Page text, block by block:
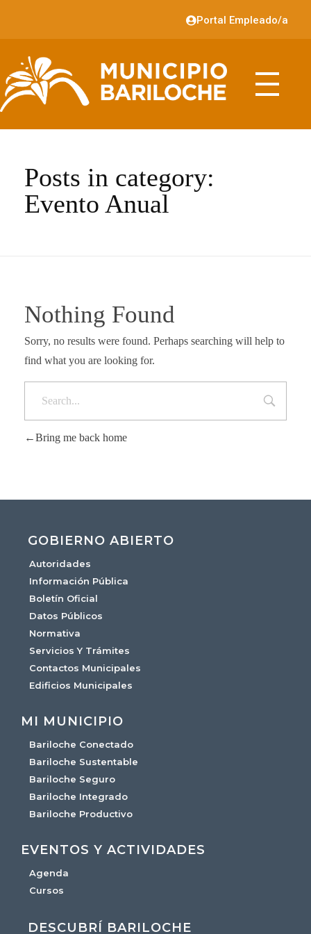
Portal Empleado/a
Posts in category:
Evento Anual
Nothing Found
Sorry, no results were found. Perhaps searching will help to
find what you are looking for.
Bring me back home
GOBIERNO ABIERTO
Autoridades
Información Pública
Boletín Oficial
Datos Públicos
Normativa
Servicios Y Trámites
Contactos Municipales
Edificios Municipales
MI MUNICIPIO
Bariloche Conectado
Bariloche Sustentable
Bariloche Seguro
Bariloche Integrado
Bariloche Productivo
EVENTOS Y ACTIVIDADES
Agenda
Cursos
DESCUBRÍ BARILOCHE